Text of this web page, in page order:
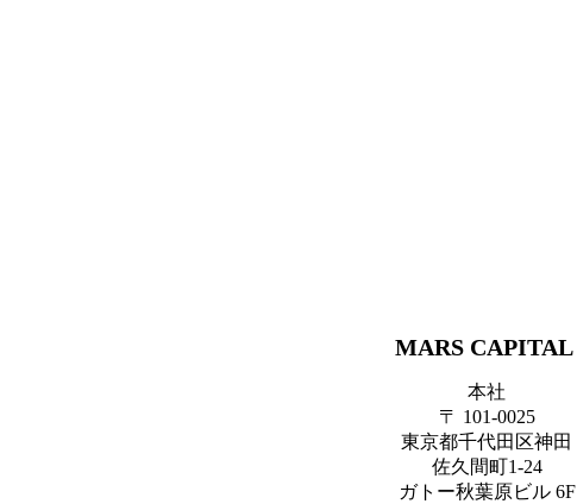
MARS CAPITAL
本社
〒 101-0025
東京都千代田区神田
佐久間町1-24
ガトー秋葉原ビル 6F